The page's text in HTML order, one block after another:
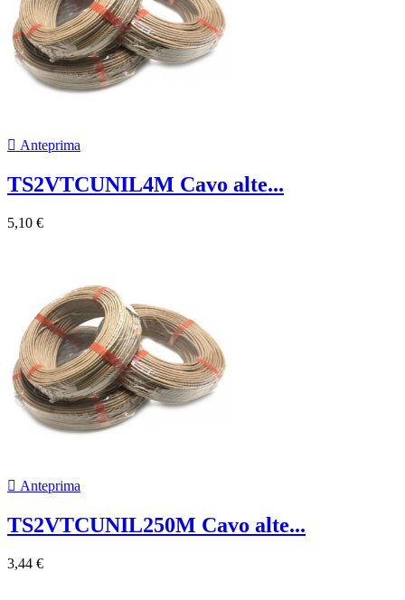
 Anteprima
TS2VTCUNIL4M Cavo alte...
5,10 €
 Anteprima
TS2VTCUNIL250M Cavo alte...
3,44 €